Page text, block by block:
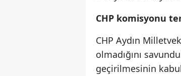
CHP komisyonu
CHP Aydın
olmadığını
geçirilmesinin